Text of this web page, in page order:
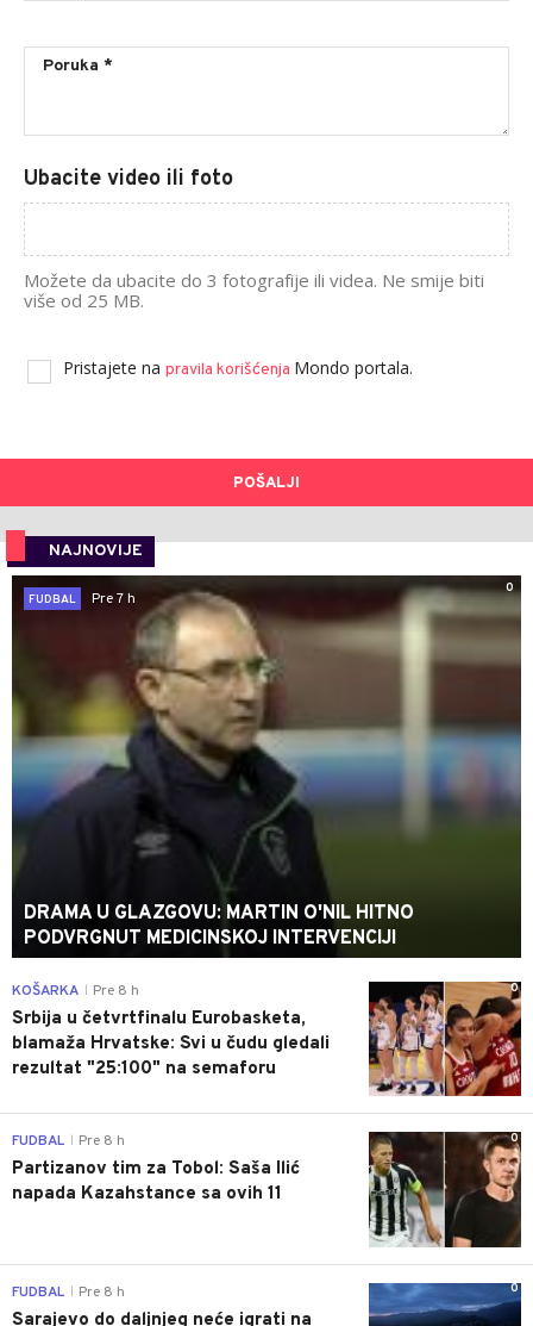
Ubacite video ili foto
Možete da ubacite do 3 fotografije ili videa. Ne smije biti
više od 25 MB.
Pristajete na pravila korišćenja Mondo portala.
POŠALJI
NAJNOVIJE
0
FUDBAL
Pre 7 h
DRAMA U GLAZGOVU: MARTIN O'NIL HITNO
PODVRGNUT MEDICINSKOJ INTERVENCIJI
0
KOŠARKA Pre 8 h
Srbija u četvrtfinalu Eurobasketa,
blamaža Hrvatske: Svi u čudu gledali
rezultat "25:100" na semaforu
0
FUDBAL Pre 8 h
Partizanov tim za Tobol: Saša Ilić
napada Kazahstance sa ovih 11
0
FUDBAL Pre 8 h
Sarajevo do daljnjeg neće igrati na